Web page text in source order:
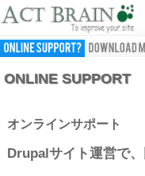
ONLINE SUPPORT
オンラインサポート
Drupalサイト運営で